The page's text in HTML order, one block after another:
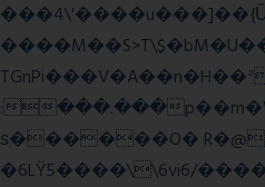
:���.���
ѕ������O�
�6LŸ5����\\6vi6/